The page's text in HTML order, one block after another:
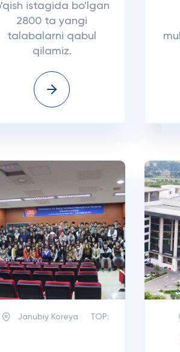
istagida bo'lgan
2800 ta yangi
talabalarni qabul
qilamiz.
Janubiy Koreya TOP: